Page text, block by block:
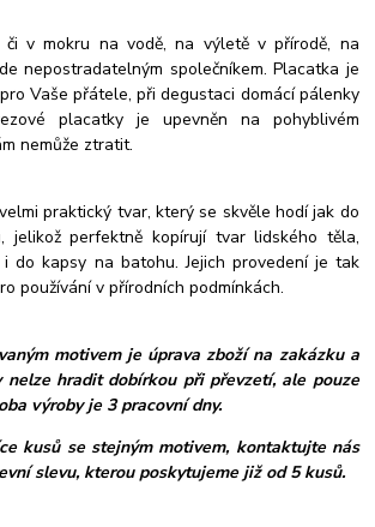
v mokru na vodě, na výletě v přírodě, na
nepostradatelným společníkem. Placatka je
Vaše přátele, při degustaci domácí pálenky
placatky je upevněn na pohyblivém
nemůže ztratit.
praktický tvar, který se skvěle hodí jak do
jelikož perfektně kopírují tvar lidského těla,
do kapsy na batohu. Jejich provedení je tak
používání v přírodních podmínkách.
motivem je úprava zboží na zakázku a
nelze hradit dobírkou při převzetí, ale pouze
výroby je 3 pracovní dny.
kusů se stejným motivem, kontaktujte nás
slevu, kterou poskytujeme již od 5 kusů.